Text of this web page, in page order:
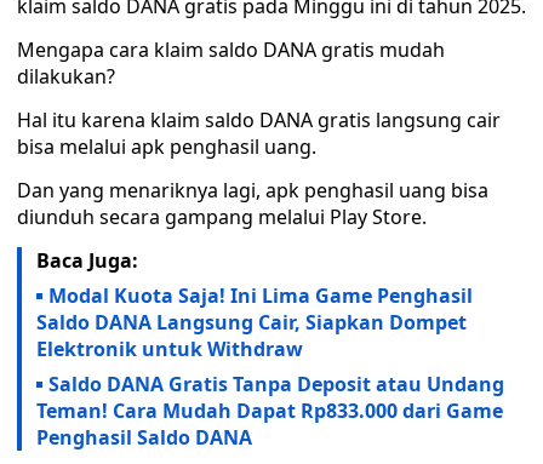
klaim saldo DANA gratis pada Minggu ini di tahun 2025.
Mengapa cara klaim saldo DANA gratis mudah
dilakukan?
Hal itu karena klaim saldo DANA gratis langsung cair
bisa melalui apk penghasil uang.
Dan yang menariknya lagi, apk penghasil uang bisa
diunduh secara gampang melalui Play Store.
Baca Juga:
Modal Kuota Saja! Ini Lima Game Penghasil
Saldo DANA Langsung Cair, Siapkan Dompet
Elektronik untuk Withdraw
Saldo DANA Gratis Tanpa Deposit atau Undang
Teman! Cara Mudah Dapat Rp833.000 dari Game
Penghasil Saldo DANA